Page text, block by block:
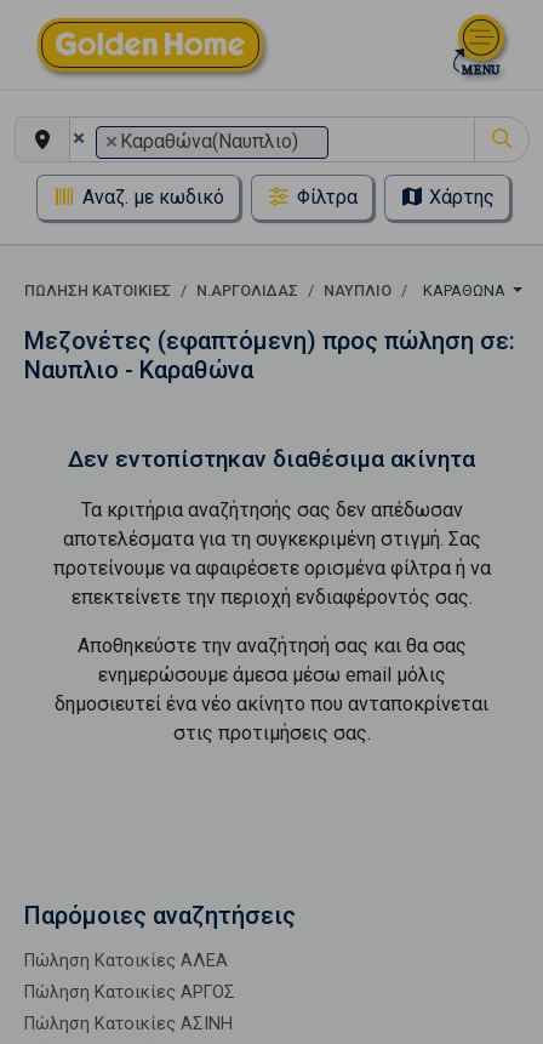
× × Καραθώνα(Ναυπλιο)
Αναζ. με κωδικό Φίλτρα Χάρτης
ΠΏΛΗΣΗ ΚΑΤΟΙΚΊΕΣ Ν.ΑΡΓΟΛΙΔΑΣ ΝΑΥΠΛΙΟ ΚΑΡΑΘΏΝΑ
Μεζονέτες (εφαπτόμενη) προς πώληση σε:
Ναυπλιο - Καραθώνα
Δεν εντοπίστηκαν διαθέσιμα ακίνητα
Τα κριτήρια αναζήτησής σας δεν απέδωσαν
αποτελέσματα για τη συγκεκριμένη στιγμή. Σας
προτείνουμε να αφαιρέσετε ορισμένα φίλτρα ή να
επεκτείνετε την περιοχή ενδιαφέροντός σας.
Αποθηκεύστε την αναζήτησή σας και θα σας
ενημερώσουμε άμεσα μέσω email μόλις
δημοσιευτεί ένα νέο ακίνητο που ανταποκρίνεται
στις προτιμήσεις σας.
Παρόμοιες αναζητήσεις
Πώληση Κατοικίες ΑΛΕΑ
Πώληση Κατοικίες ΑΡΓΟΣ
Πώληση Κατοικίες ΑΣΙΝΗ